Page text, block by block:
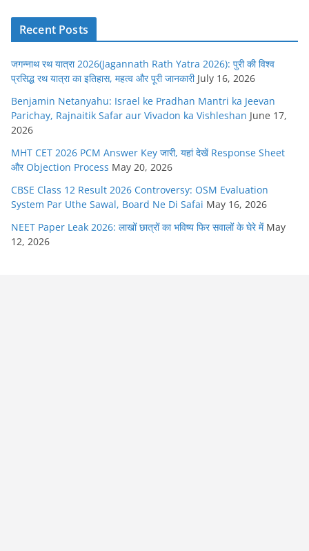
Recent Posts
जगन्नाथ रथ यात्रा 2026(Jagannath Rath Yatra 2026): पुरी की विश्व
प्रसिद्ध रथ यात्रा का इतिहास, महत्व और पूरी जानकारी July 16, 2026
Benjamin Netanyahu: Israel ke Pradhan Mantri ka Jeevan
Parichay, Rajnaitik Safar aur Vivadon ka Vishleshan June 17,
2026
MHT CET 2026 PCM Answer Key जारी, यहां देखें Response Sheet
और Objection Process May 20, 2026
CBSE Class 12 Result 2026 Controversy: OSM Evaluation
System Par Uthe Sawal, Board Ne Di Safai May 16, 2026
NEET Paper Leak 2026: लाखों छात्रों का भविष्य फिर सवालों के घेरे में May
12, 2026